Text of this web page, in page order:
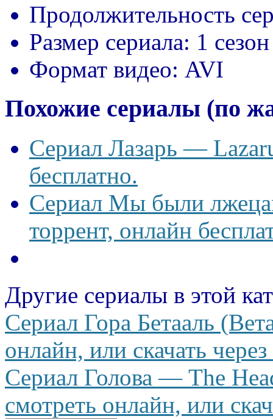
Продолжительность
Размер сериала: 1
Формат видео: AVI
Похожие сериалы (по
Сериал Лазарь —
бесплатно.
Сериал Мы были
торрент, онлайн
Другие сериалы в этой
Сериал Гора Бетааль
онлайн, или скачать
Сериал Голова — The
смотреть онлайн, или